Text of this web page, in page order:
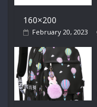
160×200
February 20, 2023